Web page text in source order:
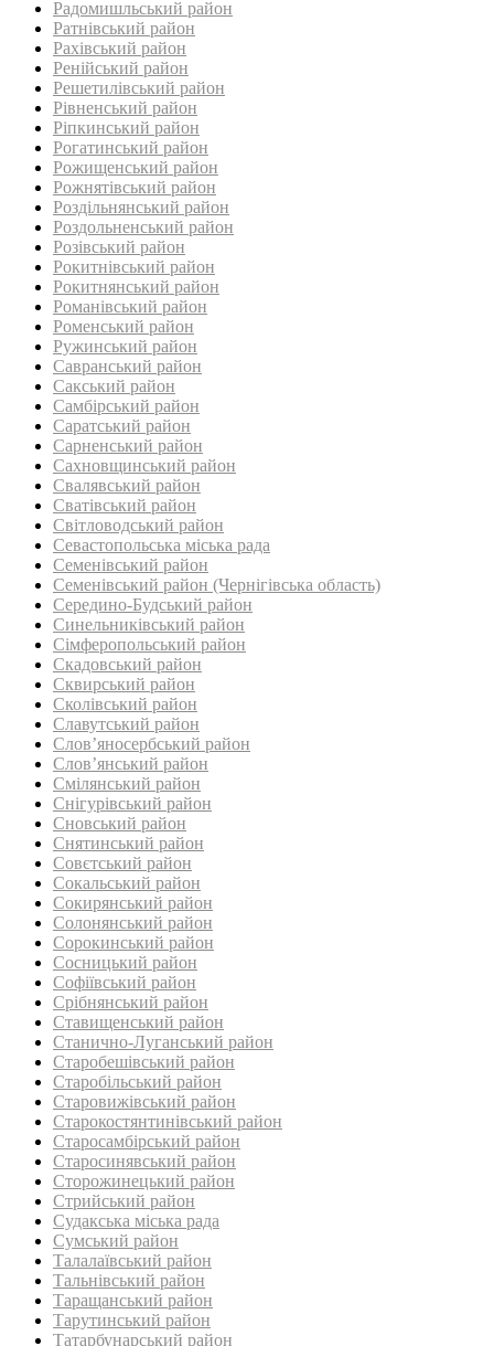
Радомишльський район‎
Ратнівський район
Рахівський район
Ренійський район
Решетилівський район
Рівненський район
Ріпкинський район
Рогатинський район
Рожищенський район
Рожнятівський район
Роздільнянський район
Роздольненський район
Розівський район‎
Рокитнівський район
Рокитнянський район
Романівський район‎
Роменський район
Ружинський район
Савранський район‎
Сакський район
Самбірський район
Саратський район‎
Сарненський район
Сахновщинський район
Свалявський район
Сватівський район
Світловодський район
Севастопольська міська рада
Семенівський район
Семенівський район (Чернігівська область)
Середино-Будський район
Синельниківський район
Сімферопольський район
Скадовський район
Сквирський район
Сколівський район
Славутський район
Слов’яносербський район
Слов’янський район
Смілянський район
Снігурівський район‎
Сновський район
Снятинський район
Совєтський район
Сокальський район
Сокирянський район
Солонянський район
Сорокинський район
Сосницький район
Софіївський район
Срібнянський район‎
Ставищенський район
Станично-Луганський район‎
Старобешівський район‎
Старобільський район
Старовижівський район
Старокостянтинівський район
Старосамбірський район
Старосинявський район
Сторожинецький район
Стрийський район
Судакська міська рада
Сумський район
Талалаївський район
Тальнівський район
Таращанський район
Тарутинський район
Татарбунарський район